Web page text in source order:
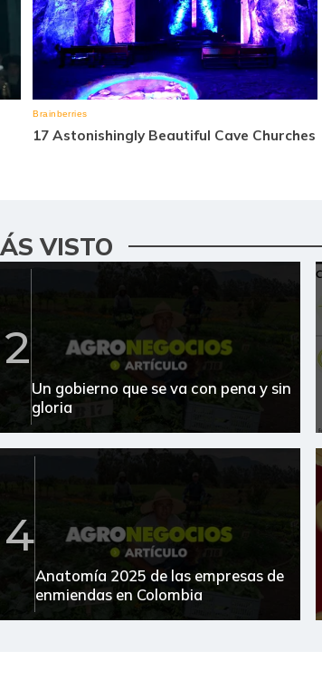
VISTO
2
Un gobierno que se va con pena y sin
gloria
4
Anatomía 2025 de las empresas de
enmiendas en Colombia